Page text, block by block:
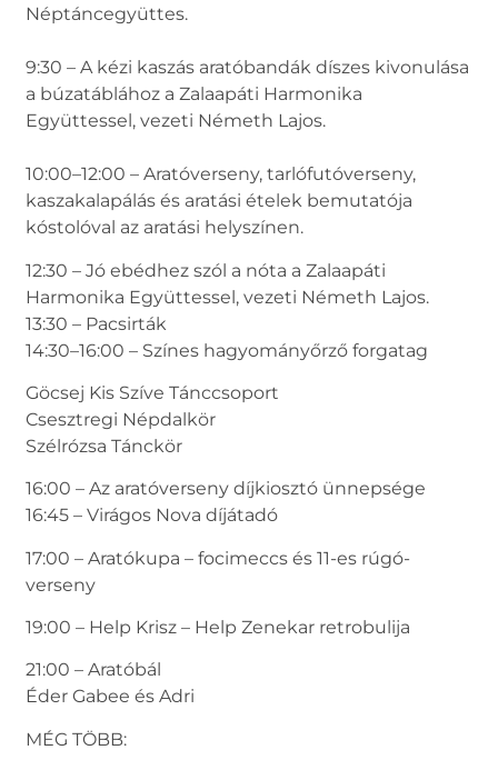
Néptáncegyüttes.
9:30 – A kézi kaszás aratóbandák díszes kivonulása
a búzatáblához a Zalaapáti Harmonika
Együttessel, vezeti Németh Lajos.
10:00–12:00 – Aratóverseny, tarlófutóverseny,
kaszakalapálás és aratási ételek bemutatója
kóstolóval az aratási helyszínen.
12:30 – Jó ebédhez szól a nóta a Zalaapáti
Harmonika Együttessel, vezeti Németh Lajos.
13:30 – Pacsirták
14:30–16:00 – Színes hagyományőrző forgatag
Göcsej Kis Szíve Tánccsoport
Csesztregi Népdalkör
Szélrózsa Tánckör
16:00 – Az aratóverseny díjkiosztó ünnepsége
16:45 – Virágos Nova díjátadó
17:00 – Aratókupa – focimeccs és 11-es rúgó-
verseny
19:00 – Help Krisz – Help Zenekar retrobulija
21:00 – Aratóbál
Éder Gabee és Adri
MÉG TÖBB: